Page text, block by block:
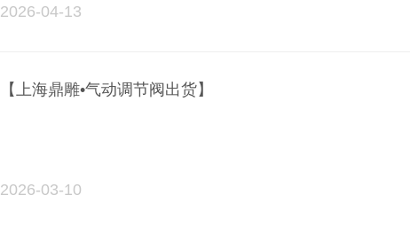
2026-04-13
【上海鼎雕•气动调节阀出货】
2026-03-10